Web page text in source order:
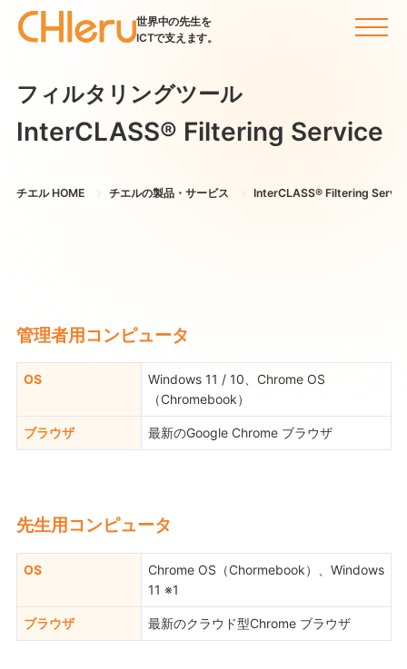
世界中の先生を
ICTで支えます。
フィルタリングツール
InterCLASS®︎ Filtering Service
チエル HOME チエルの製品・サービス InterCLASS®︎ Filtering
管理者用コンピュータ
OS
Windows 11 / 10、Chrome OS
（Chromebook）
ブラウザ 最新のGoogle Chrome ブラウザ
先生用コンピュータ
OS
Chrome OS（Chormebook）、Windows
11 ※1
ブラウザ 最新のクラウド型Chrome ブラウザ